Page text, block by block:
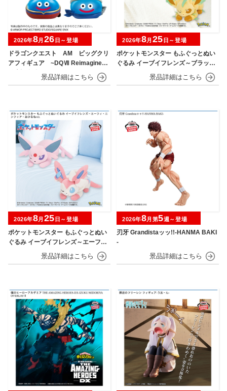
ドラゴンクエスト AM ビッグクリ
アフィギュア ~DQⅦ Reimagined
発売記念編~
2026年8月 26 日～登場
ポケットモンスター もふぐっとぬい
ぐるみ イーブイフレンズ～ブラッキ
ー・リーフィア～おひるねver.
2026年8月 25 日～登場
ポケットモンスター もふぐっとぬい
ぐるみ イーブイフレンズ～エーフ
ィ・ニンフィア～おひるねver.
2026年8月 25 日～登場
刃牙 Grandistaッッ!!-HANMA BAKI
-
2026年8月第5週～登場